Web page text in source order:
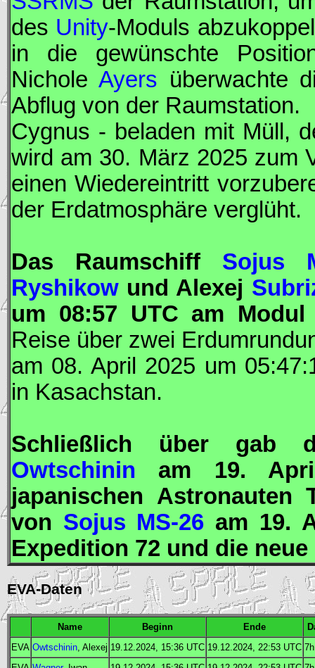
des Unity-Moduls
in die gewünschte
Nichole Ayers überwachte
Abflug von der Raumstation.
Cygnus - beladen mit Müll,
wird am 30. März 2025 zum
einen Wiedereintritt
der Erdatmosphäre verglüht.
Das Raumschiff Sojus
Ryshikow und Alexej
um 08:57 UTC am
Reise über zwei
am 08. April 2025 um
in Kasachstan.
Schließlich über gab
Owtschinin am 19.
japanischen Astronauten
von Sojus MS-26 am 19.
Expedition 72 und die neue
EVA-Daten
Name Beginn Ende
EVA Owtschinin , Alexej 19.12.2024, 15:36 UTC 19.12.2024, 22:53 UTC